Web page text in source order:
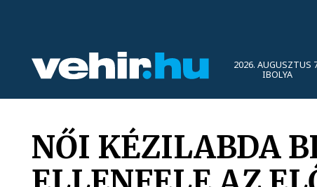
2026. AUGUSZTUS
IBOLYA
NŐI KÉZILABDA